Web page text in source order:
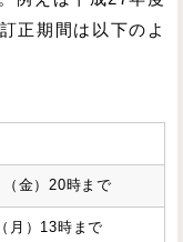
正期間は以下のよ
金）20時まで
月）13時まで